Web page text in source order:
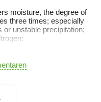
moisture, the degree of
three times; especially
unstable precipitation;
to remove sections of